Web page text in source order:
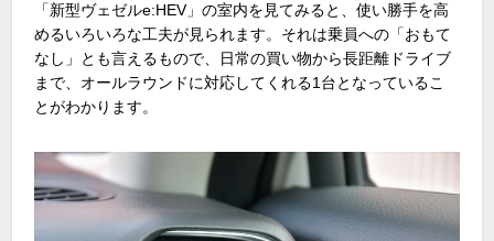
「新型ヴェゼルe:HEV」の室内を見てみると、使い勝手を高
めるいろいろな工夫が見られます。それは乗員への「おもて
なし」とも言えるもので、日常の買い物から長距離ドライブ
まで、オールラウンドに対応してくれる1台となっているこ
とがわかります。